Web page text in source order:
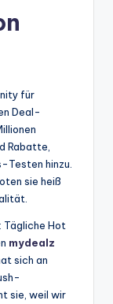
für
Deal-
Rabatte,
Testen hinzu.
sie heiß
Tägliche Hot
mydealz
sich an
sie, weil wir